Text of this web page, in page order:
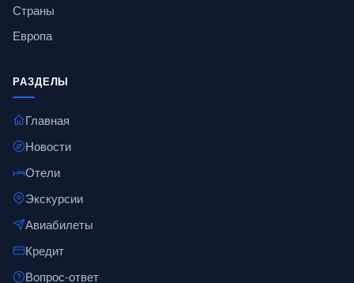
Страны
Европа
РАЗДЕЛЫ
Главная
Новости
Отели
Экскурсии
Авиабилеты
Кредит
Вопрос-ответ